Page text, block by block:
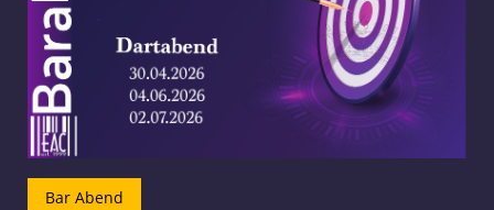
Bar Abend